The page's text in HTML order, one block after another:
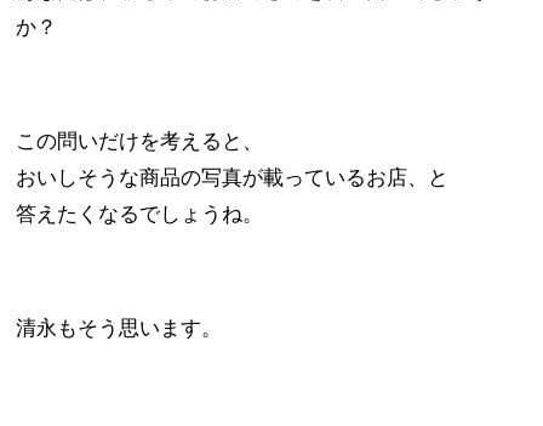
か？
この問いだけを考えると、
おいしそうな商品の写真が載っているお店、と
答えたくなるでしょうね。
清永もそう思います。